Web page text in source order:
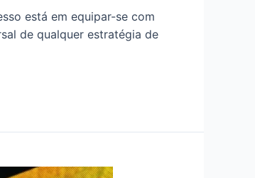
está em equipar-se com
de qualquer estratégia de